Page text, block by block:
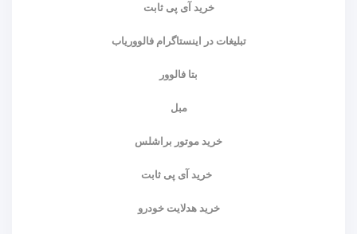
خرید آی پی ثابت
تبلیغات در اینستاگرام فالووریاب
بتا فالوور
مبل
خرید موتور براشلس
خرید آی پی ثابت
خرید هدلایت خودرو